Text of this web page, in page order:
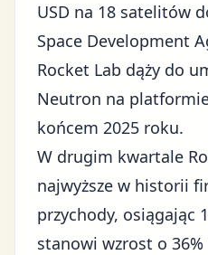
USD na 18 satelitów
Space Development
Rocket Lab dąży do
Neutron na
końcem 2025 roku.
W drugim kwartale
najwyższe w historii
przychody, osiągając
stanowi wzrost o